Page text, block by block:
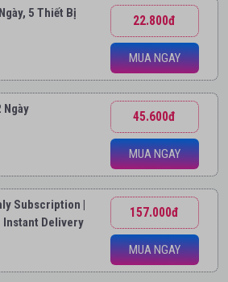
5 Thiết Bị 22.800đ
MUA NGAY
Ngày 45.600đ
MUA NGAY
Subscription |
Instant Delivery
157.000đ
MUA NGAY